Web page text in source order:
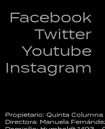
Facebook
Twitter
Youtube
Instagram
Propietario: Quinta Columna
Directora: Manuela